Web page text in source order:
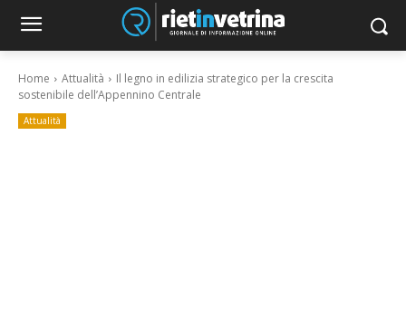
Home Attualità
Il legno in edilizia strategico per la crescita
sostenibile dell’Appennino Centrale
Attualità